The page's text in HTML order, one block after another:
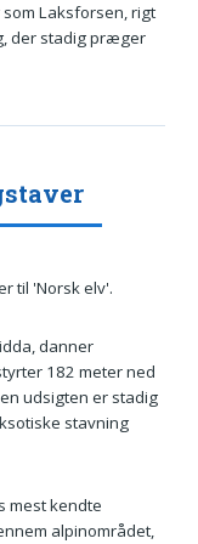
Laksforsen, rigt
der stadig præger
til 'Norsk elv'.
danner
182 meter ned
udsigten er stadig
stavning
mest kendte
alpinområdet,